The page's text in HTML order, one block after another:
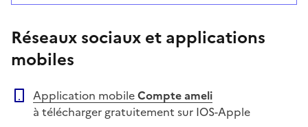
Réseaux sociaux et applications
mobiles
Application mobileCompte ameli
à télécharger gratuitement sur IOS-Apple